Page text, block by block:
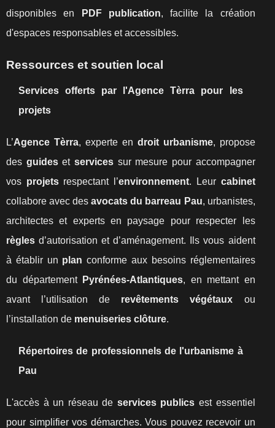
disponibles en
PDF publication, facilite la création
d'espaces responsables et accessibles.
Ressources et soutien local
Services offerts par l'Agence Tèrra pour les
projets
L’Agence Tèrra, experte en droit urbanisme, propose
des guideset servicessur mesure pour accompagner
vos projetsrespectant l’environnement. Leur cabinet
collabore avec desavocats du barreau Pau, urbanistes,
architectes et experts en paysage pour respecter les
règles d’autorisation et d’aménagement. Ils vous aident
à établir un plan conforme aux besoins réglementaires
du département Pyrénées-Atlantiques, en mettant en
avant l’utilisation de revêtements végétaux ou
l’installation de menuiseries clôture.
Répertoires de professionnels de l'urbanisme à
Pau
L'accès à un réseau de services publics est essentiel
pour simplifier vos démarches. Vous pouvez recevoir un